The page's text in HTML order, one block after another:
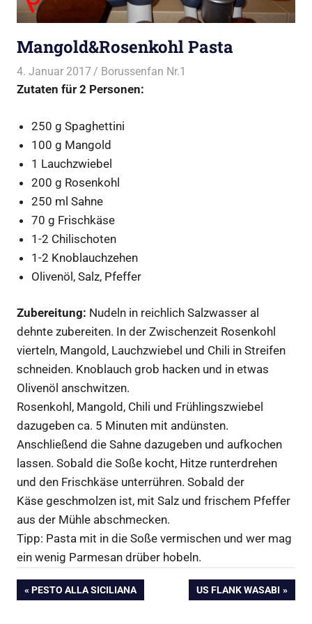
Mangold&Rosenkohl Pasta
4. Januar 2017 Borussenfan Nr.1
Zutaten für 2 Personen:
250 g Spaghettini
100 g Mangold
1 Lauchzwiebel
200 g Rosenkohl
250 ml Sahne
70 g Frischkäse
1-2 Chilischoten
1-2 Knoblauchzehen
Olivenöl, Salz, Pfeffer
Zubereitung: Nudeln in reichlich Salzwasser al
dehnte zubereiten. In der Zwischenzeit Rosenkohl
vierteln, Mangold, Lauchzwiebel und Chili in Streifen
schneiden. Knoblauch grob hacken und in etwas
Olivenöl anschwitzen.
Rosenkohl, Mangold, Chili und Frühlingszwiebel
dazugeben ca. 5 Minuten mit andünsten.
Anschließend die Sahne dazugeben und aufkochen
lassen. Sobald die Soße kocht, Hitze runterdrehen
und den Frischkäse unterrühren. Sobald der
Käse geschmolzen ist, mit Salz und frischem Pfeffer
aus der Mühle abschmecken.
Tipp: Pasta mit in die Soße vermischen und wer mag
ein wenig Parmesan drüber hobeln.
Beitragsnavigation
VORHERIGER
PESTO ALLA SICILIANA
NÄCHSTER
US FLANK WASABI